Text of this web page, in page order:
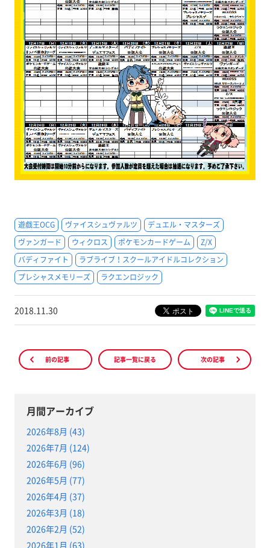
遊戯王OCG ヴァイスシュヴァルツ
デュエル・マスターズ
ヴァンガード
ウィクロス ポケモンカードゲーム
Z/X
バディファイト
ラブライブ！スクールアイドルコレクション
プレシャスメモリーズ
ラクエンロジック
2018.11.30
前の記事 記事一覧に戻る 次の記事
月間アーカイブ
2026年8月 (43)
2026年7月 (124)
2026年6月 (96)
2026年5月 (77)
2026年4月 (37)
2026年3月 (18)
2026年2月 (52)
2026年1月 (63)